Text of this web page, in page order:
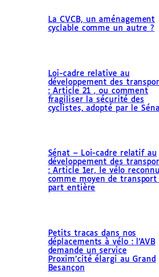
La CVCB, un aménagement
cyclable comme un autre ?
Loi-cadre relative au
développement des
: Article 21 , ou comment
fragiliser la sécurité des
cyclistes, adopté par le
Sénat – Loi-cadre relatif au
développement des
: Article 1er, le vélo reconnu
comme moyen de transport
part entière
Petits tracas dans nos
déplacements à vélo : l’AVB
demande un service
Proxim’cité élargi au Grand
Besançon